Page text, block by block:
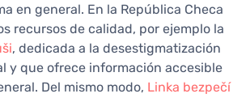
en general. En la República Checa
recursos de calidad, por ejemplo la
, dedicada a la desestigmatización
y que ofrece información accesible
Del mismo modo, Linka bezpečí